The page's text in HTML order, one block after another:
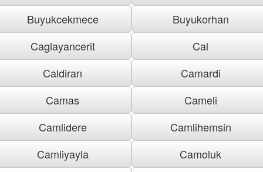
Buyukcekmece
Buyukorhan
Caglayancerit
Cal
Caldiran
Camardi
Camas
Cameli
Camlidere
Camlihemsin
Camliyayla
Camoluk